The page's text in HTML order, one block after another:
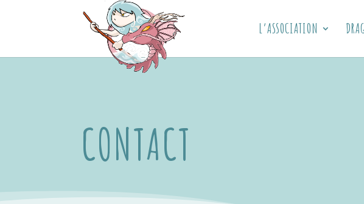
L’ASSOCIATION
CONTACT